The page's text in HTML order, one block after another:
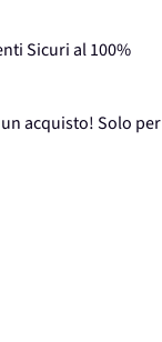
Sicuri al 100%
acquisto! Solo per